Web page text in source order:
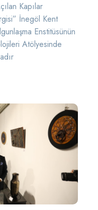
Kapılar
İnegöl Kent
Enstitüsünün
Atölyesinde